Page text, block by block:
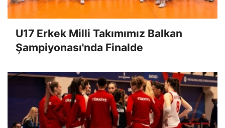
U17 Erkek Milli Takımımız Balkan
Şampiyonası'nda Finalde